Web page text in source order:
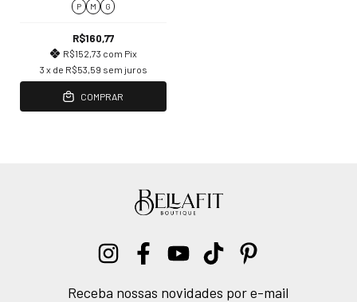
P M G
R$160,77
R$152,73 com Pix
3 x de R$53,59 sem juros
COMPRAR
Receba nossas novidades por e-mail